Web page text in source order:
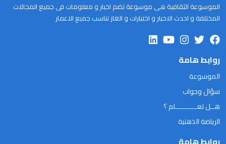
الموسوعة الثقافية هى موسوعة تضم اخبار و معلومات فى جميع المجالات
المختلفة و احدث الاخبار و اختبارات و الغاز تناسب جميع الاعمار
روابط هامة
الموسوعة
سؤال وجواب
هــل تعـــــــــــلم ؟
الرياضة الذهنية